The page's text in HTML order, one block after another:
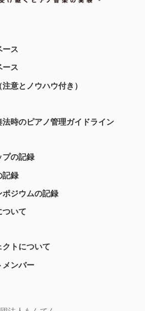
ース
ース
意とノウハウ付き）
時のピアノ管理ガイドライン
プの記録
記録
ポジウムの記録
ついて
クトについて
メンバー